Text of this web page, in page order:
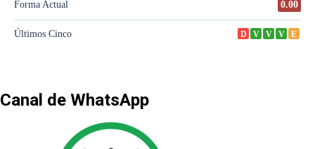
Canal de WhatsApp